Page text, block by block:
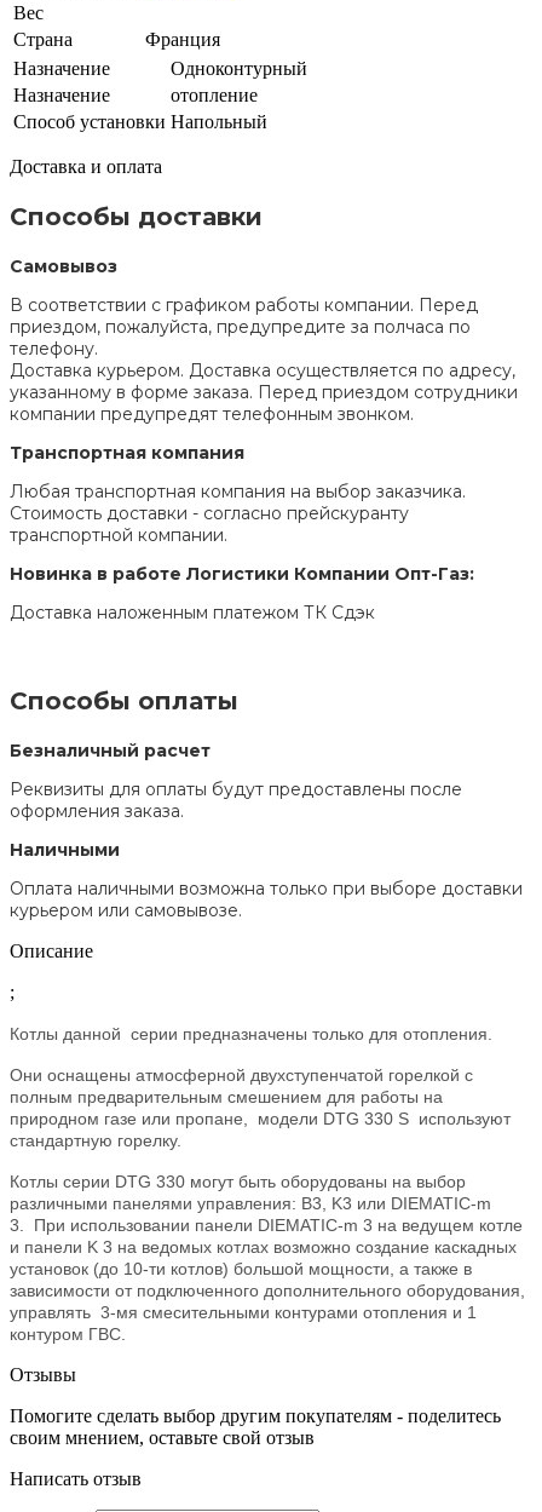
Вес
Страна
Франция
Назначение
Одноконтурный
Назначение
отопление
Способ установки Напольный
Доставка и оплата
Способы доставки
Самовывоз
В соответствии с графиком работы компании. Перед
приездом, пожалуйста, предупредите за полчаса по
телефону.
Доставка курьером. Доставка осуществляется по адресу,
указанному в форме заказа. Перед приездом сотрудники
компании предупредят телефонным звонком.
Транспортная компания
Любая транспортная компания на выбор заказчика.
Стоимость доставки - согласно прейскуранту
транспортной компании.
Новинка в работе Логистики Компании Опт-Газ:
Доставка наложенным платежом ТК Сдэк
Способы оплаты
Безналичный расчет
Реквизиты для оплаты будут предоставлены после
оформления заказа.
Наличными
Оплата наличными возможна только при выборе доставки
курьером или самовывозе.
Описание
;
Котлы данной серии предназначены только для отопления.
Они оснащены атмосферной двухступенчатой горелкой с
полным предварительным смешением для работы на
природном газе или пропане, модели DTG 330 S используют
стандартную горелку.
Котлы серии DTG 330 могут быть оборудованы на выбор
различными панелями управления: B3, K3 или DIEMATIC-m
3. При использовании панели DIEMATIC-m 3 на ведущем котле
и панели K 3 на ведомых котлах возможно создание каскадных
установок (до 10-ти котлов) большой мощности, а также в
зависимости от подключенного дополнительного оборудования,
управлять 3-мя смесительными контурами отопления и 1
контуром ГВС.
Отзывы
Помогите сделать выбор другим покупателям - поделитесь
своим мнением, оставьте свой отзыв
Написать отзыв